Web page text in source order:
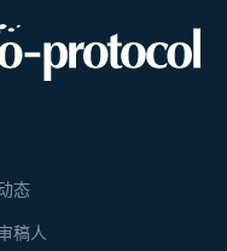
态
稿人